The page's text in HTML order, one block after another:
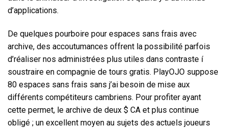
d’applications.
De quelques pourboire pour espaces sans frais avec
archive, des accoutumances offrent la possibilité parfois
d’réaliser nos administrées plus utiles dans contraste í
soustraire en compagnie de tours gratis. PlayOJO suppose
80 espaces sans frais sans j’ai besoin de mise aux
différents compétiteurs cambriens. Pour profiter ayant
cette permet, le archive de deux $ CA et plus continue
obligé ; un excellent moyen au sujets des actuels joueurs